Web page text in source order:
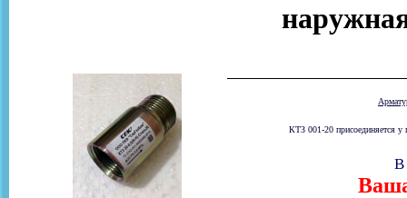
КТЗ 001-20 присоединяется у
В